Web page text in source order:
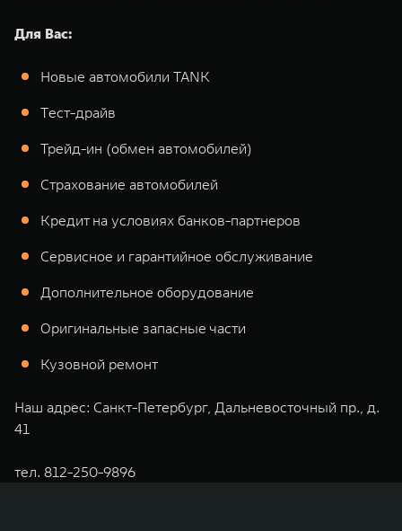
WEY 07
от 6 149 000 ₽ от 5 699 000 ₽
WEY 80
от 6 449 000 ₽
WEY 80 Лаундж
от 8 099 000 ₽
Для Вас:
Новые автомобили TANK
Tест-драйв
Трейд-ин (обмен автомобилей)
Страхование автомобилей
Кредит на условиях банков-партнеров
Сервисное и гарантийное обслуживание
Дополнительное оборудование
Оригинальные запасные части
Кузовной ремонт
Наш адрес: Санкт-Петербург, Дальневосточный пр., д.
41
тел. 812-250-9896